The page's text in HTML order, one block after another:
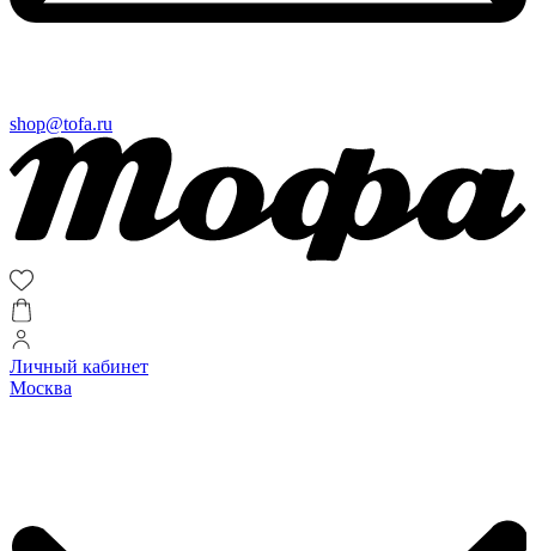
shop@tofa.ru
Личный кабинет
Москва